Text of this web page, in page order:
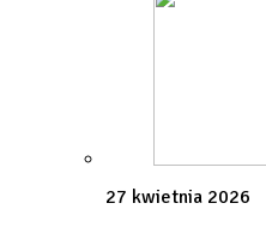
27 kwietnia 2026